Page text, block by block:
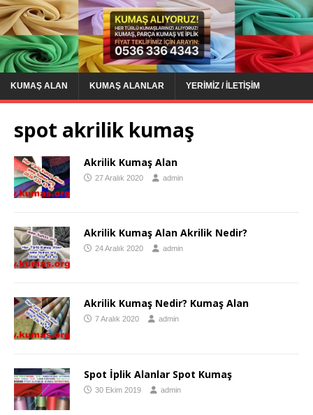
KUMAŞ ALAN KUMAŞ ALANLAR YERIMIZ / İLETIŞIM
spot akrilik kumaş
Akrilik Kumaş Alan
27 Aralık 2020 admin
Akrilik Kumaş Alan Akrilik Nedir?
24 Aralık 2020 admin
Akrilik Kumaş Nedir? Kumaş Alan
7 Aralık 2020 admin
Spot İplik Alanlar Spot Kumaş
30 Ekim 2019 admin